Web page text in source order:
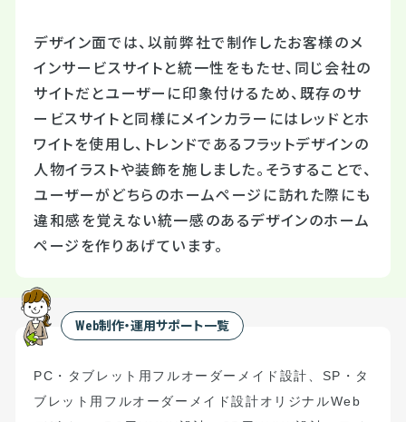
デザイン面では、以前弊社で制作したお客様のメ
インサービスサイトと統一性をもたせ、同じ会社の
サイトだとユーザーに印象付けるため、既存のサ
ービスサイトと同様にメインカラーにはレッドとホ
ワイトを使用し、トレンドであるフラットデザインの
人物イラストや装飾を施しました。そうすることで、
ユーザーがどちらのホームページに訪れた際にも
違和感を覚えない統一感のあるデザインのホーム
ページを作りあげています。
Web制作・運用サポート一覧
PC ・タブレット用フルオーダーメイド設計、 SP ・タ
ブレット用フルオーダーメイド設計オリジナルWeb